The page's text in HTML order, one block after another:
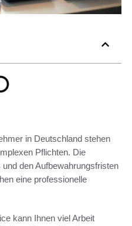
in Deutschland stehen
Pflichten. Die
den Aufbewahrungsfristen
eine professionelle
kann Ihnen viel Arbeit